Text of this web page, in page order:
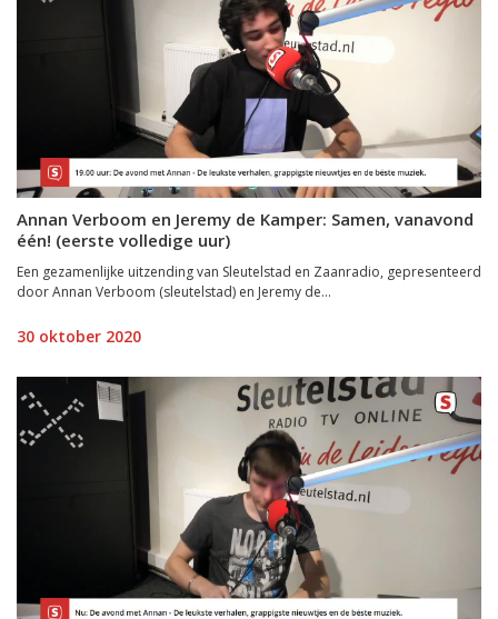
Annan Verboom en Jeremy de Kamper: Samen, vanavond
één! (eerste volledige uur)
Een gezamenlijke uitzending van Sleutelstad en Zaanradio, gepresenteerd
door Annan Verboom (sleutelstad) en Jeremy de...
30 oktober 2020